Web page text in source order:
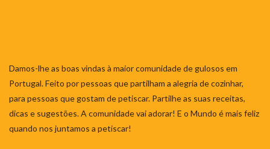
Damos-lhe as boas vindas à maior comunidade de gulosos em
Portugal. Feito por pessoas que partilham a alegria de cozinhar,
para pessoas que gostam de petiscar. Partilhe as suas receitas,
dicas e sugestões. A comunidade vai adorar! E o Mundo é mais feliz
quando nos juntamos a petiscar!